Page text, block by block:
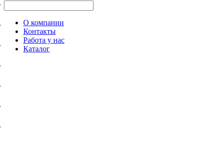
МенюО компании
Контакты
Работа у нас
Каталог